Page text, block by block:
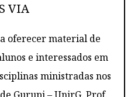
VIA
oferecer material de
e interessados em
ministradas nos